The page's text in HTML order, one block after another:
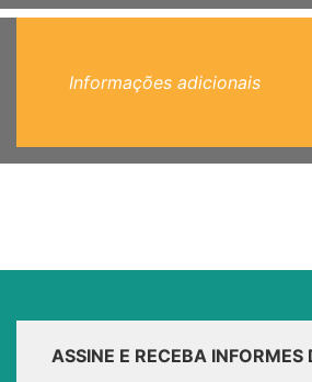
Informações adicionais
ASSINE E RECEBA INFORMES